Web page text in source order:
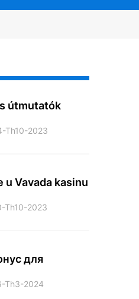
útmutatók
Th10-2023
u Vavada kasinu
Th10-2023
для
Th3-2024